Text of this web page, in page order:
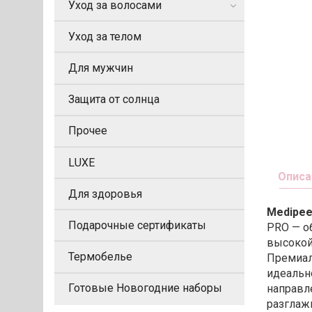
PRO —
Уход за волосами
Уход за телом
Для мужчин
Защита от солнца
Прочее
LUXE
Для здоровья
Подарочные сертификаты
Термобелье
Готовые Новогодние наборы